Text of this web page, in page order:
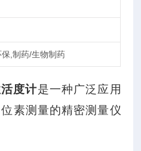
,制药/生物制药
度计是一种广泛应用
素测量的精密测量仪